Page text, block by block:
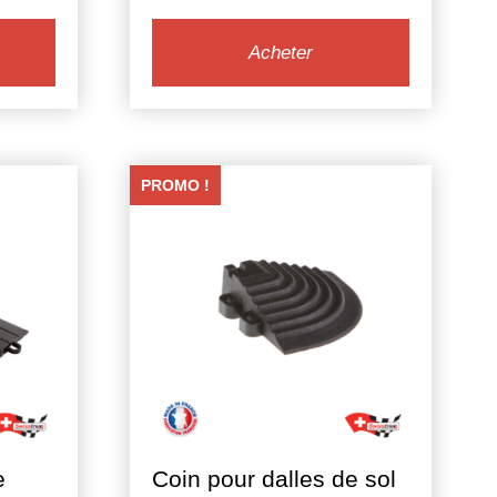
Acheter
PROMO !
Coin pour dalles de sol